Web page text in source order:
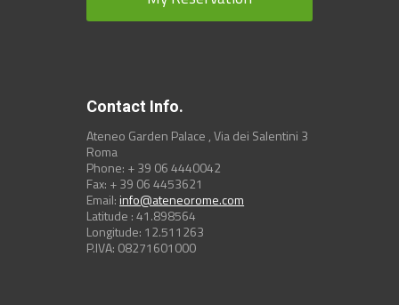
Contact Info.
Ateneo Garden Palace , Via dei Salentini 3
Roma
Phone: + 39 06 4440042
Fax: + 39 06 4453621
Email:info@ateneorome.com
Latitude : 41.898564
Longitude: 12.511263
P.IVA: 08271601000